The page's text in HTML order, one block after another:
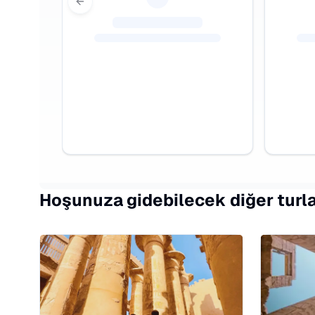
Previous slide
Hoşunuza gidebilecek diğer